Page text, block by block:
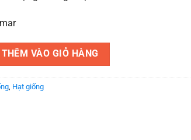
hạt, cây giống chuẩn số lượng
THÊM VÀO GIỎ HÀNG
, Hạt giống